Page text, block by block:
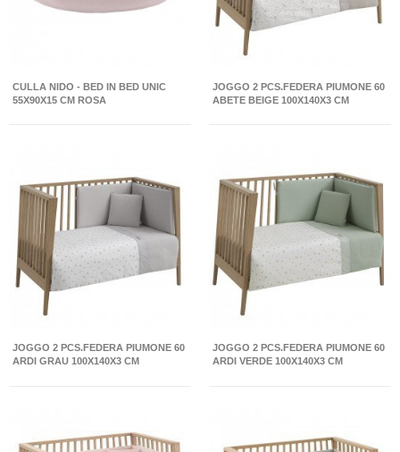
CULLA NIDO - BED IN BED UNIC
55X90X15 CM ROSA
JOGGO 2 PCS.FEDERA PIUMONE 60
ABETE BEIGE 100X140X3 CM
JOGGO 2 PCS.FEDERA PIUMONE 60
ARDI GRAU 100X140X3 CM
JOGGO 2 PCS.FEDERA PIUMONE 60
ARDI VERDE 100X140X3 CM